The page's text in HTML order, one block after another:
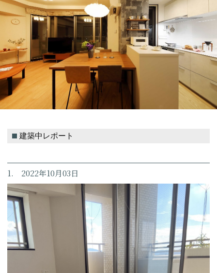
建築中レポート
1. 2022年10月03日